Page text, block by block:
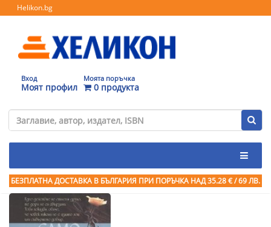
Helikon.bg
Вход
Моят профил
Моята поръчка
0 продукта
БЕЗПЛАТНА ДОСТАВКА В БЪЛГАРИЯ ПРИ ПОРЪЧКА НАД 35.28 € / 69 ЛВ.